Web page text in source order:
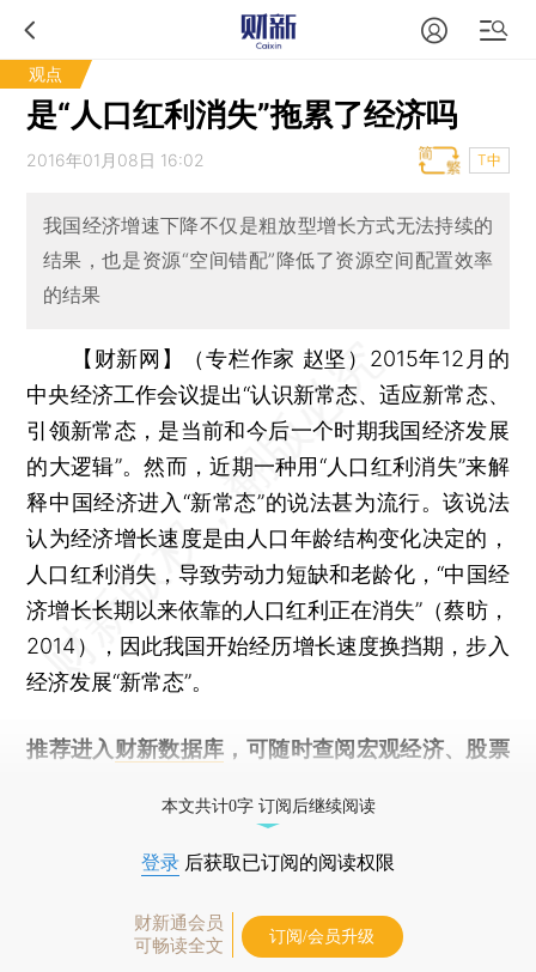
观点
是“人口红利消失”拖累了经济吗
2016年01月08日 16:02 T中
我国经济增速下降不仅是粗放型增长方式无法持续的
结果，也是资源“空间错配”降低了资源空间配置效率
的结果
【财新网】（专栏作家 赵坚） 2015年12月的
中央经济工作会议提出“认识新常态、适应新常态、
引领新常态，是当前和今后一个时期我国经济发展
的大逻辑”。然而，近期一种用“人口红利消失”来解
释中国经济进入“新常态”的说法甚为流行。该说法
认为经济增长速度是由人口年龄结构变化决定的，
人口红利消失，导致劳动力短缺和老龄化，“中国经
济增长长期以来依靠的人口红利正在消失”（蔡昉，
2014），因此我国开始经历增长速度换挡期，步入
经济发展“新常态”。
推荐进入 财新数据库 ，可随时查阅宏观经济、股票
本文共计0字 订阅后继续阅读
登录 后获取已订阅的阅读权限
财新通会员
可畅读全文
订阅/会员升级